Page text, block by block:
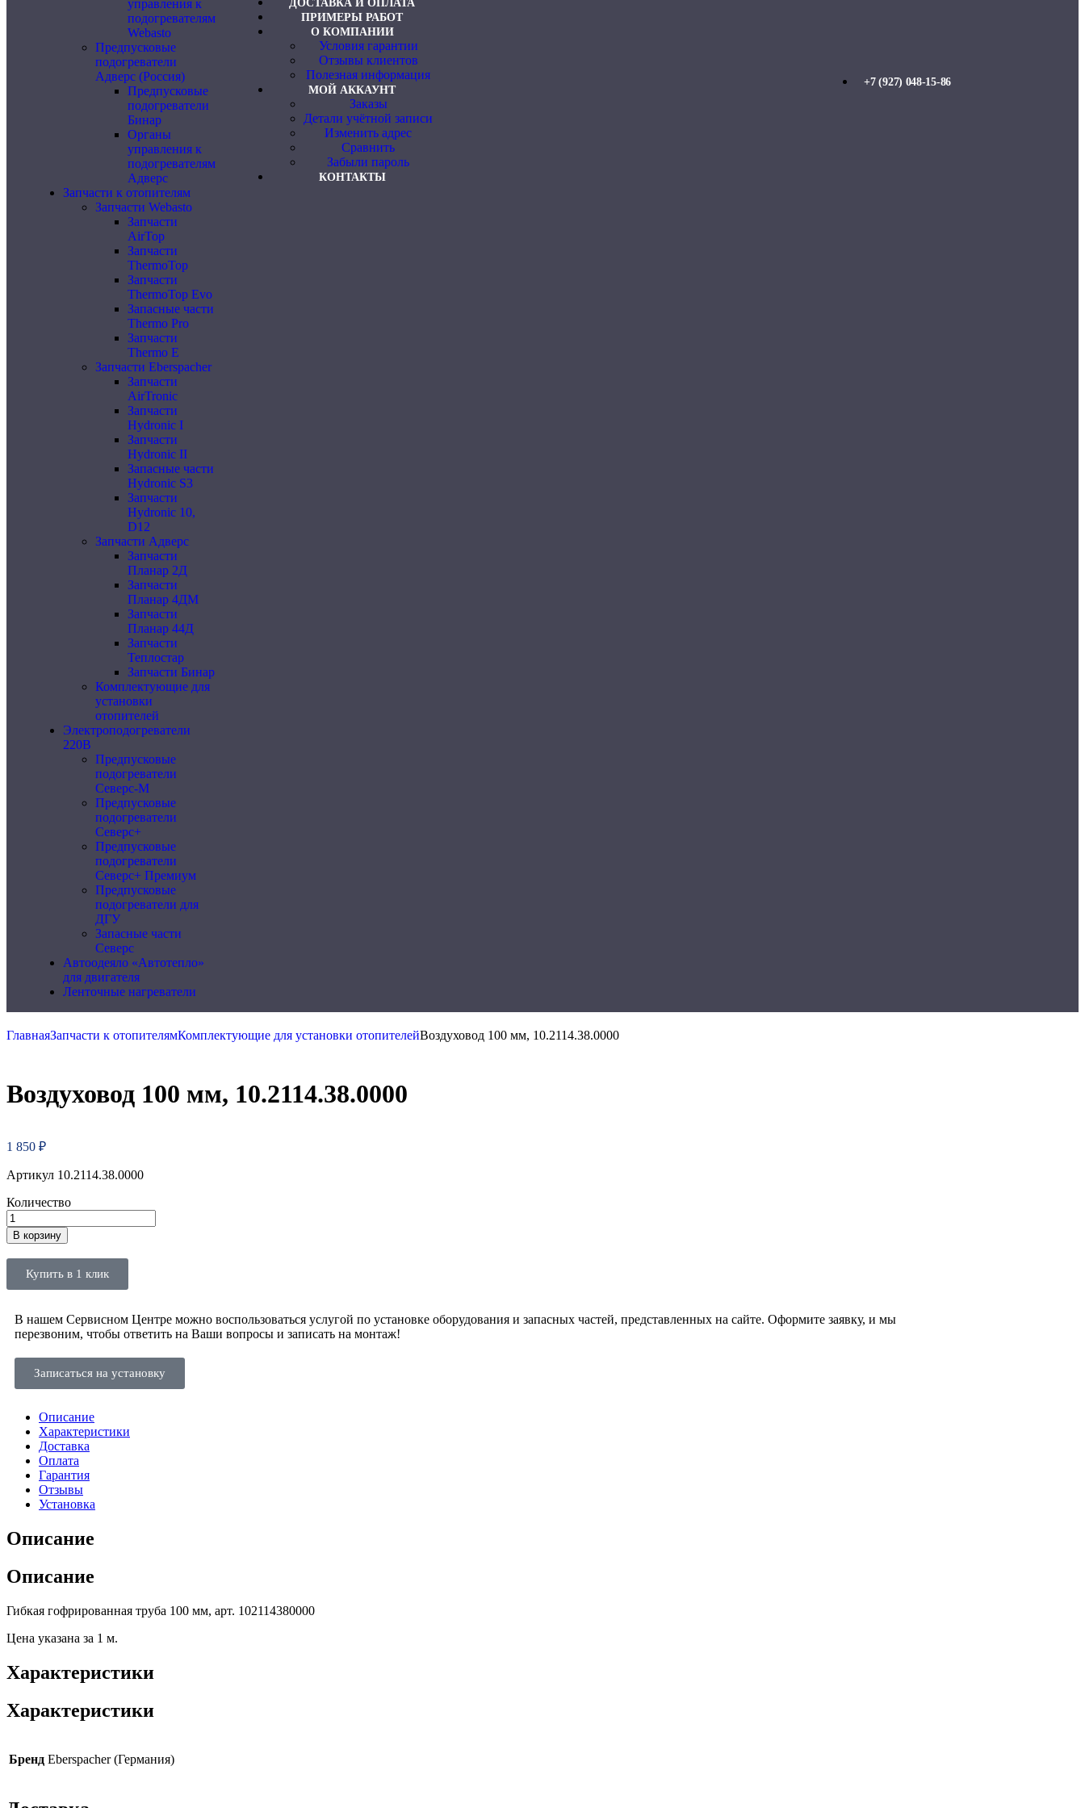
управления к
подогревателям
Webasto
Предпусковые
подогреватели
Адверс (Россия)
Предпусковые
подогреватели
Бинар
Органы
управления к
подогревателям
Адверс
Запчасти к отопителям
Запчасти Webasto
Запчасти
AirTop
Запчасти
ThermoTop
Запчасти
ThermoTop Evo
Запасные части
Thermo Pro
Запчасти
Thermo E
Запчасти Eberspacher
Запчасти
AirTronic
Запчасти
Hydronic I
Запчасти
Hydronic II
Запасные части
Hydronic S3
Запчасти
Hydronic 10,
D12
Запчасти Адверс
Запчасти
Планар 2Д
Запчасти
Планар 4ДМ
Запчасти
Планар 44Д
Запчасти
Теплостар
Запчасти Бинар
Комплектующие для
установки
отопителей
Электроподогреватели
220В
Предпусковые
подогреватели
Северс-М
Предпусковые
подогреватели
Северс+
Предпусковые
подогреватели
Северс+ Премиум
Предпусковые
подогреватели для
ДГУ
Запасные части
Северс
Автоодеяло «Автотепло»
для двигателя
Ленточные нагреватели
ДОСТАВКА И ОПЛАТА
ПРИМЕРЫ РАБОТ
О КОМПАНИИ
Условия гарантии
Отзывы клиентов
Полезная информация
МОЙ АККАУНТ
Заказы
Детали учётной записи
Изменить адрес
Сравнить
Забыли пароль
КОНТАКТЫ
+7 (927) 048-15-86
ГлавнаяЗапчасти к отопителямКомплектующие для установки отопителейВоздуховод 100 мм, 10.2114.38.0000
Воздуховод 100 мм, 10.2114.38.0000
1 850 ₽
Артикул 10.2114.38.0000
Количество
В корзину
Купить в 1 клик
В нашем Сервисном Центре можно воспользоваться услугой по установке оборудования и запасных частей, представленных на сайте. Оформите заявку, и мы
перезвоним, чтобы ответить на Ваши вопросы и записать на монтаж!
Записаться на установку
Описание
Характеристики
Доставка
Оплата
Гарантия
Отзывы
Установка
Описание
Описание
Гибкая гофрированная труба 100 мм, арт. 102114380000
Цена указана за 1 м.
Характеристики
Характеристики
Бренд Eberspacher (Германия)